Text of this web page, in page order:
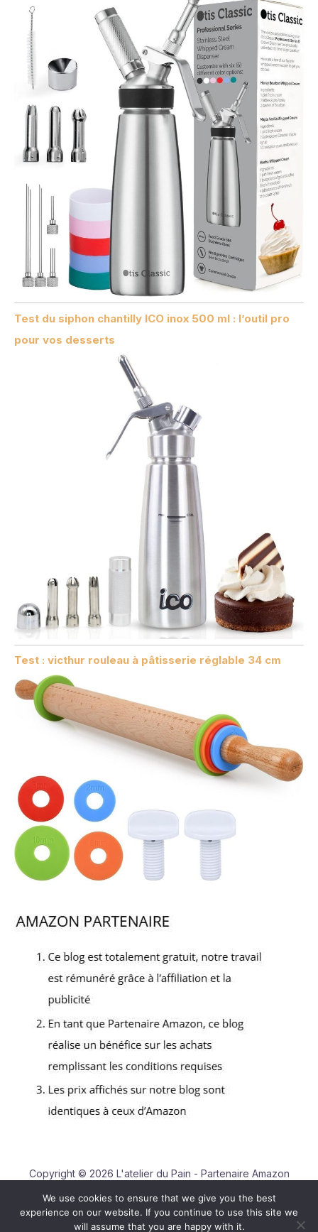
Test du siphon chantilly ICO inox 500 ml : l’outil pro
pour vos desserts
Test : victhur rouleau à pâtisserie réglable 34 cm
Copyright © 2026 L'atelier du Pain - Partenaire Amazon
Contact
Mentions légales
We use cookies to ensure that we give you the best
experience on our website. If you continue to use this site we
will assume that you are happy with it.